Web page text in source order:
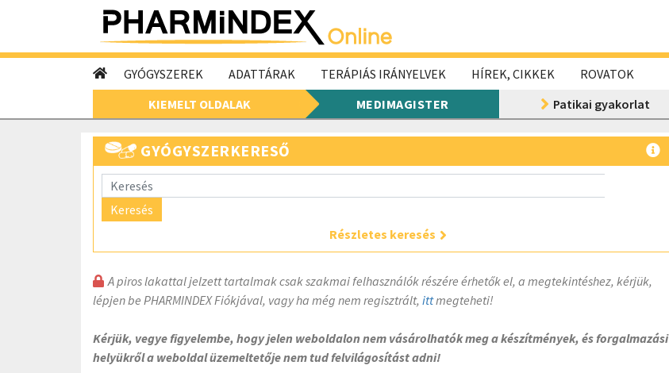
GYÓGYSZEREK ADATTÁRAK TERÁPIÁS IRÁNYELVEK HÍREK, CIKKEK
ROVATOK
KIEMELT OLDALAK
MEDIMAGISTER Patikai gyakorlat
GYÓGYSZERKERESŐ
Keresés
Részletes keresés
A piros lakattal jelzett tartalmak csak szakmai felhasználók részére érhetők el, a megtekintéshez, kérjük,
lépjen be PHARMINDEX Fiókjával, vagy ha még nem regisztrált, ittmegteheti!
Kérjük, vegye figyelembe, hogy jelen weboldalon nem vásárolhatók meg a készítmények, és forgalmazási
helyükről a weboldal üzemeltetője nem tud felvilágosítást adni!